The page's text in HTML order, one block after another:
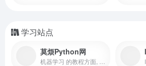
学习站点
莫烦Python网